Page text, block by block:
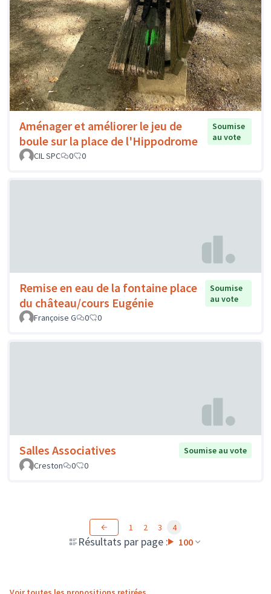
Aménager et améliorer le jeu de
boule sur la place de l'Hippodrome
Soumise
au vote
CIL SPC
0 0
Remise en eau de la fontaine place
du château/cours Eugénie
Soumise
au vote
Françoise G
0 0
Salles Associatives
Soumise au vote
Creston
0 0
Résultats par page : 100
1 2 3 4